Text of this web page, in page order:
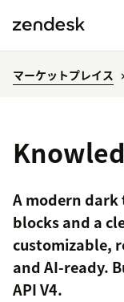
マーケットプレイス
A modern
blocks and a
customizable,
and AI-ready.
API V4.